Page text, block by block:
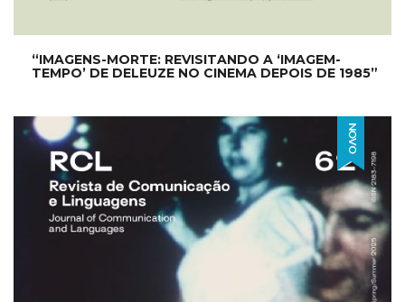
“IMAGENS-MORTE: REVISITANDO A ‘IMAGEM-
TEMPO’ DE DELEUZE NO CINEMA DEPOIS DE 1985”
NOVO